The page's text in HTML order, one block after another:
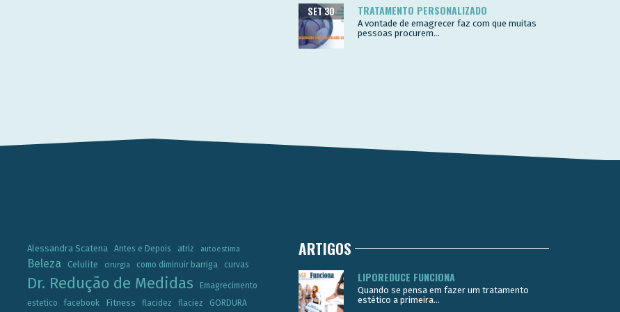
TRATAMENTO PERSONALIZADO
SET 30
A vontade de emagrecer faz com que muitas
pessoas procurem...
Alessandra Scatena Antes e Depois atriz autoestima
Beleza Celulite cirurgia como diminuir barriga curvas
Dr. Redução de Medidas
Emagrecimento
estetico
facebook Fitness flacidez flaciez GORDURA
ARTIGOS
LIPOREDUCE FUNCIONA
Quando se pensa em fazer um tratamento
estético a primeira...